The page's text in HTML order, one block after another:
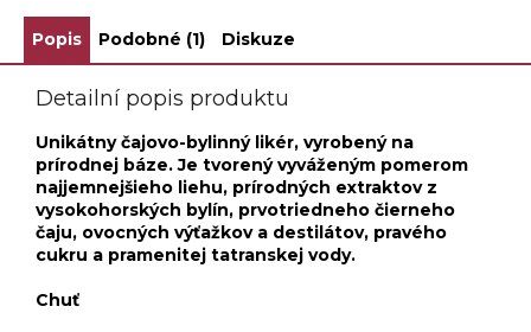
Popis Podobné (1) Diskuze
Detailní popis produktu
Unikátny čajovo-bylinný likér, vyrobený na
prírodnej báze. Je tvorený vyváženým pomerom
najjemnejšieho liehu, prírodných extraktov z
vysokohorských bylín, prvotriedneho čierneho
čaju, ovocných výťažkov a destilátov, pravého
cukru a pramenitej tatranskej vody.
Chuť